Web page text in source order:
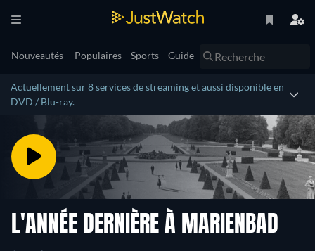
Nouveautés Populaires Sports Guide
Actuellement sur 8 services de streaming et aussi disponible en
DVD / Blu-ray.
L'ANNÉE DERNIÈRE À MARIENBAD